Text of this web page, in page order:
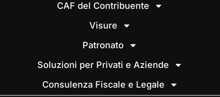
CAF del Contribuente
Visure
Patronato
Soluzioni per Privati e Aziende
Consulenza Fiscale e Legale